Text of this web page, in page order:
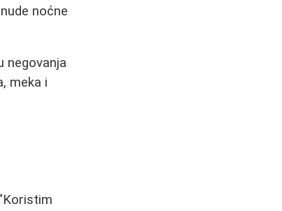
noćne
negovanja
meka i